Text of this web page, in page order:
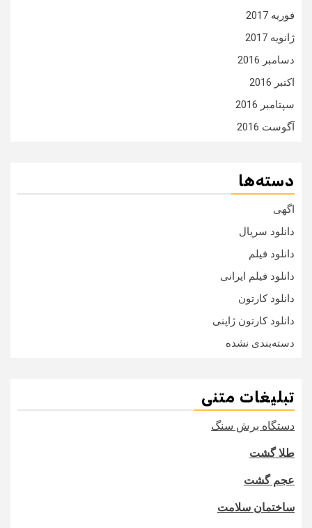
فوریه 2017
ژانویه 2017
دسامبر 2016
اکتبر 2016
سپتامبر 2016
آگوست 2016
دسته‌ها
اگهی
دانلود سریال
دانلود فیلم
دانلود فیلم ایرانی
دانلود کارتون
دانلود کارتون ژاپنی
دسته‌بندی نشده
تبلیغات متنی
دستگاه برش سنگ
طلا گشت
عجم گشت
ساختمان سلامت